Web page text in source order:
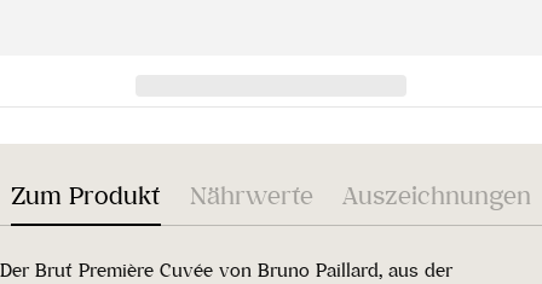
Zum Produkt Nährwerte Auszeichnungen
Der Brut Première Cuvée von Bruno Paillard, aus der